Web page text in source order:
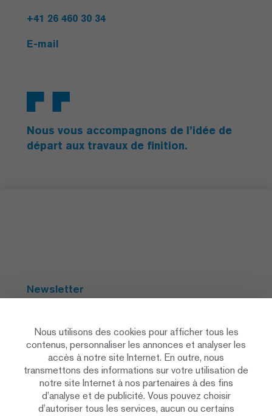
+41 26 460 30 34
E-mail
Nous vous accompagnons de l’idée de
départ aux travaux de finition.
Newsletter
Social Media
Nous utilisons des cookies pour afficher tous les
contenus, personnaliser les annonces et analyser les
accès à notre site Internet. En outre, nous
transmettons des informations sur votre utilisation de
notre site Internet à nos partenaires à des fins
d’analyse et de publicité. Vous pouvez choisir
d’autoriser tous les services, aucun ou certains